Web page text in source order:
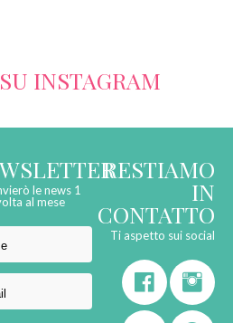
INSTAGRAM
le news 1
al mese
RESTIAMO
IN
CONTATTO
Ti aspetto sui social